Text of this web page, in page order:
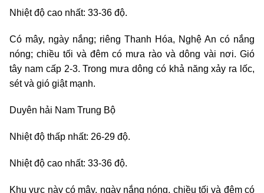
Nhiệt độ cao nhất: 33-36 độ.
Có mây, ngày nắng; riêng Thanh Hóa, Nghệ An có nắng
nóng; chiều tối và đêm có mưa rào và dông vài nơi. Gió
tây nam cấp 2-3. Trong mưa dông có khả năng xảy ra lốc,
sét và gió giật mạnh.
Duyên hải Nam Trung Bộ
Nhiệt độ thấp nhất: 26-29 độ.
Nhiệt độ cao nhất: 33-36 độ.
Khu vực này có mây, ngày nắng nóng, chiều tối và đêm có